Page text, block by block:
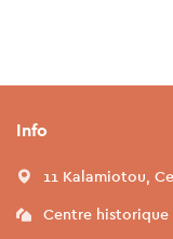
Info
11 Kalamiotou,
Centre historique